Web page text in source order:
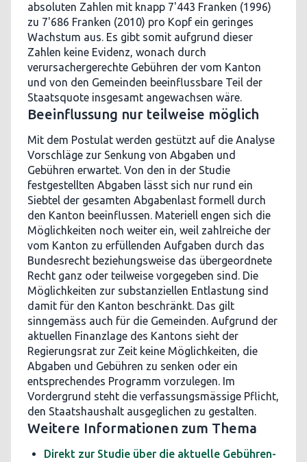
absoluten Zahlen mit knapp 7'443 Franken (1996)
zu 7'686 Franken (2010) pro Kopf ein geringes
Wachstum aus. Es gibt somit aufgrund dieser
Zahlen keine Evidenz, wonach durch
verursachergerechte Gebühren der vom Kanton
und von den Gemeinden beeinflussbare Teil der
Staatsquote insgesamt angewachsen wäre.
Beeinflussung nur teilweise möglich
Mit dem Postulat werden gestützt auf die Analyse
Vorschläge zur Senkung von Abgaben und
Gebühren erwartet. Von den in der Studie
festgestellten Abgaben lässt sich nur rund ein
Siebtel der gesamten Abgabenlast formell durch
den Kanton beeinflussen. Materiell engen sich die
Möglichkeiten noch weiter ein, weil zahlreiche der
vom Kanton zu erfüllenden Aufgaben durch das
Bundesrecht beziehungsweise das übergeordnete
Recht ganz oder teilweise vorgegeben sind. Die
Möglichkeiten zur substanziellen Entlastung sind
damit für den Kanton beschränkt. Das gilt
sinngemäss auch für die Gemeinden. Aufgrund der
aktuellen Finanzlage des Kantons sieht der
Regierungsrat zur Zeit keine Möglichkeiten, die
Abgaben und Gebühren zu senken oder ein
entsprechendes Programm vorzulegen. Im
Vordergrund steht die verfassungsmässige Pflicht,
den Staatshaushalt ausgeglichen zu gestalten.
Weitere Informationen zum Thema
Direkt zur Studie über die aktuelle Gebühren-